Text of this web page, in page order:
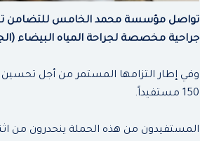
جراحية مخصصة لجراحة المياه البيضاء
وفي إطار التزامها المستمر من أجل تحسين
150 مستفيداً.
المستفيدون من هذه الحملة ينحدرون من